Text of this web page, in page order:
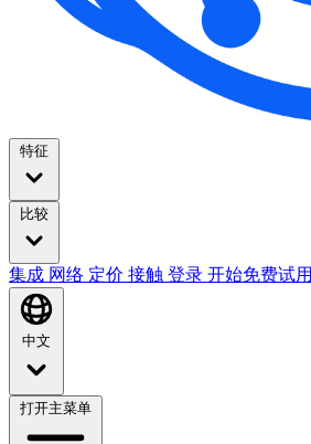
特征
比较
集成 网络 定价 接触 登录 开始免费试用
中文
打开主菜单